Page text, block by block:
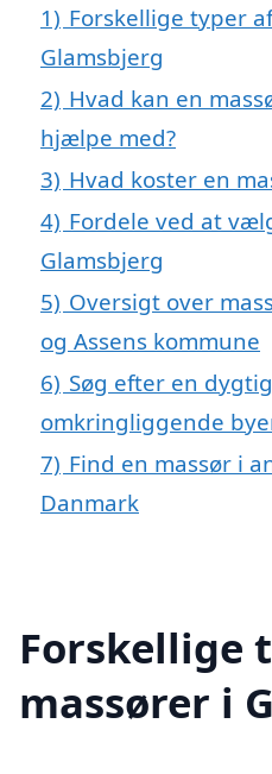
1) Forskellige typer
Glamsbjerg
2) Hvad kan en
hjælpe med?
3) Hvad koster en
4) Fordele ved at
Glamsbjerg
5) Oversigt over
og Assens kommune
6) Søg efter en
omkringliggende
7) Find en massør i
Danmark
Forskellige
massører i